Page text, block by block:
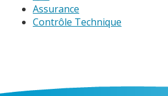
Assurance
Contrôle Technique